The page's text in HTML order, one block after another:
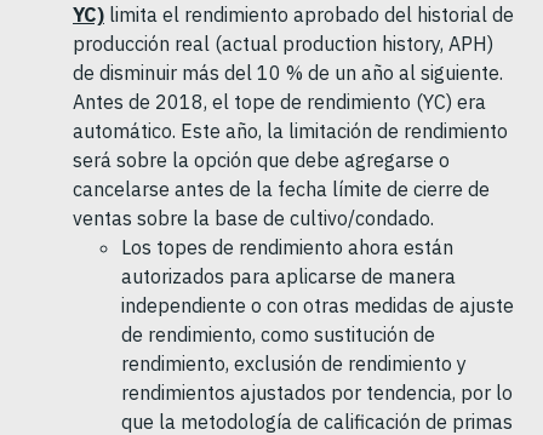
YC) limita el rendimiento aprobado del historial de
producción real (actual production history, APH)
de disminuir más del 10 % de un año al siguiente.
Antes de 2018, el tope de rendimiento (YC) era
automático. Este año, la limitación de rendimiento
será sobre la opción que debe agregarse o
cancelarse antes de la fecha límite de cierre de
ventas sobre la base de cultivo/condado.
Los topes de rendimiento ahora están
autorizados para aplicarse de manera
independiente o con otras medidas de ajuste
de rendimiento, como sustitución de
rendimiento, exclusión de rendimiento y
rendimientos ajustados por tendencia, por lo
que la metodología de calificación de primas